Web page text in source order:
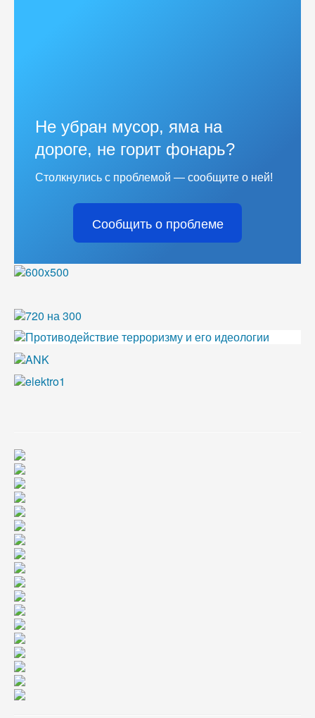
Не убран мусор, яма на
дороге, не горит фонарь?
Столкнулись с проблемой — сообщите о ней!
Сообщить о проблеме